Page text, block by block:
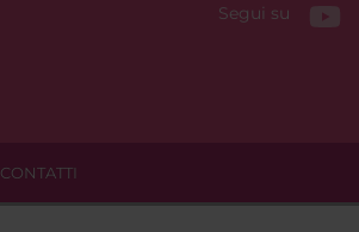
Segui su
CONTATTI